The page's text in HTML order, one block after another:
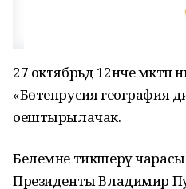
27 октябрьдә 12нче мәктәп
«Бөтенрусия география
оештырылачак.
Белемне тикшерү чарасы
Президенты Владимир